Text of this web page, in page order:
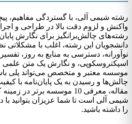
رشته شیمی آلی، با گستردگی مفاهیم،
واکنش و لزوم دقت بالا در طراحی و
رشته‌های چالش‌برانگیز برای نگارش
دانشجویان این رشته، اغلب با مشکلاتی
نوآورانه، دسترسی به منابع به روز،
اسپکتروسکوپی، و نگارش یک متن
موسسه معتبر و متخصص می‌تواند پلی
چالش‌ها و رسیدن به یک پایان‌نامه با
مقاله، معرفی 10 موسسه برتر
شیمی آلی است تا شما عزیزان بتوانید با
را داشته باشید.